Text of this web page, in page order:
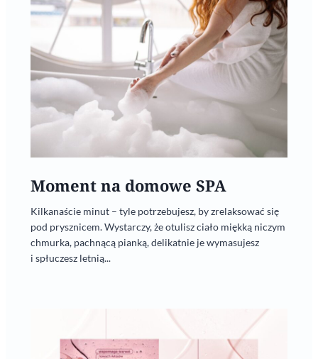
Moment na domowe SPA
Kilkanaście minut – tyle potrzebujesz, by zrelaksować się
pod prysznicem. Wystarczy, że otulisz ciało miękką niczym
chmurka, pachnącą pianką, delikatnie je wymasujesz
i spłuczesz letnią...